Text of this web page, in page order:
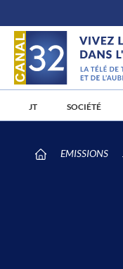
au
contenu
JT SOCIÉTÉ
EMISSIONS